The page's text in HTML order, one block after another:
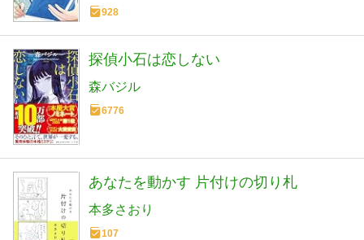
928
探偵小石は恋しない
森バジル
6776
あなたを動かす 片付けの切り札
本多さおり
107